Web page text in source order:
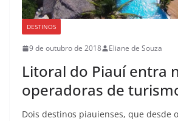
DESTINOS
9 de outubro de 2018 Eliane de Souza
Litoral do Piauí entra
operadoras de
Dois destinos piauienses, que desde